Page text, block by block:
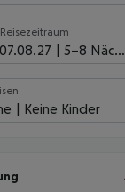
07.08.27 5-8 Nächte
Keine Kinder